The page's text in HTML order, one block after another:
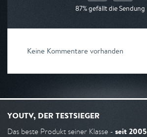
87% gefällt die Sendung
Keine Kommentare vorhanden
YOUTV, DER TESTSIEGER
Das beste Produkt seiner Klasse - seit 2005